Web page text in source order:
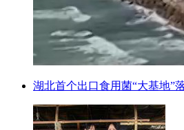
湖北首个出口食用菌“大基地”